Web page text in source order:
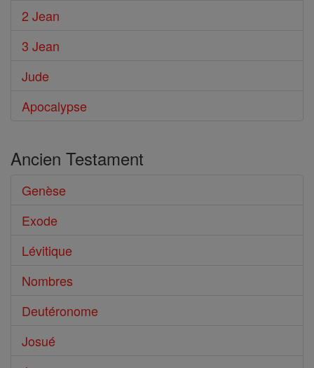
2 Jean
3 Jean
Jude
Apocalypse
Ancien Testament
Genèse
Exode
Lévitique
Nombres
Deutéronome
Josué